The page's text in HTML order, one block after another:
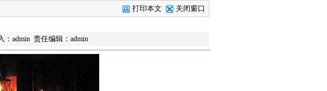
打印本文
关闭窗口
：admin 责任编辑：admin